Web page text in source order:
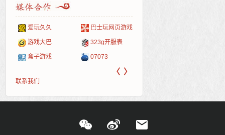
爱玩久久 巴士玩网页游戏
游戏大巴 323g开服表
盒子游戏 07073
〈 〉
联系我们